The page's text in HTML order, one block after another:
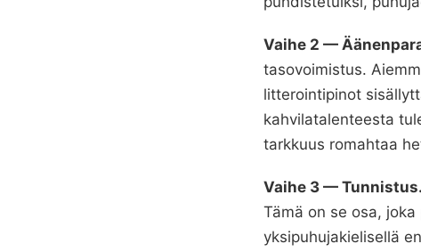
Vaihe 2 —
tasovoimistus.
litterointipinot
kahvilatalenteesta
tarkkuus romahtaa
Vaihe 3 — Tunnistus.
Tämä on se osa,
yksipuhujakielisellä